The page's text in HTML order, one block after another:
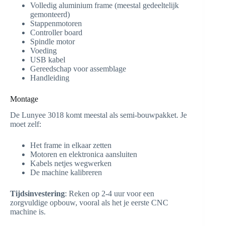
Volledig aluminium frame (meestal gedeeltelijk
gemonteerd)
Stappenmotoren
Controller board
Spindle motor
Voeding
USB kabel
Gereedschap voor assemblage
Handleiding
Montage
De Lunyee 3018 komt meestal als semi-bouwpakket. Je
moet zelf:
Het frame in elkaar zetten
Motoren en elektronica aansluiten
Kabels netjes wegwerken
De machine kalibreren
Tijdsinvestering: Reken op 2-4 uur voor een
zorgvuldige opbouw, vooral als het je eerste CNC
machine is.